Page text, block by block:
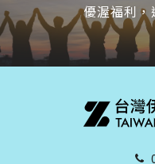
優渥福利